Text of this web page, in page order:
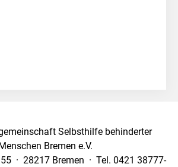
Selbsthilfe behinderter
Menschen Bremen e.V.
· 28217 Bremen · Tel. 0421 38777-